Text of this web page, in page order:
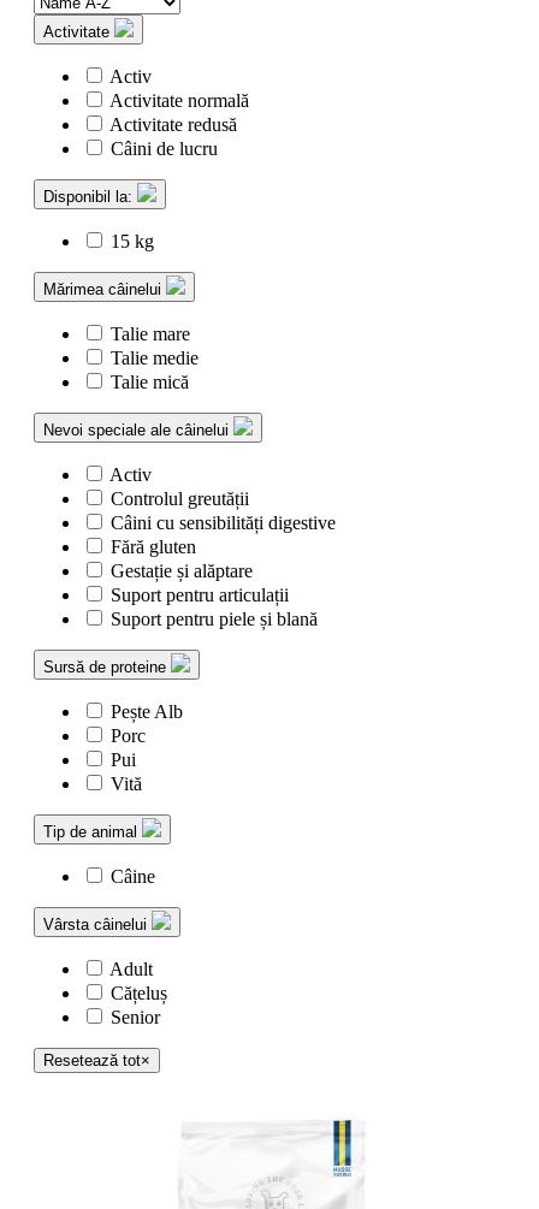
Activitate
Activ
Activitate normală
Activitate redusă
Câini de lucru
Disponibil la:
15 kg
Mărimea câinelui
Talie mare
Talie medie
Talie mică
Nevoi speciale ale câinelui
Activ
Controlul greutății
Câini cu sensibilități digestive
Fără gluten
Gestație și alăptare
Suport pentru articulații
Suport pentru piele și blană
Sursă de proteine
Pește Alb
Porc
Pui
Vită
Tip de animal
Câine
Vârsta câinelui
Adult
Cățeluș
Senior
Resetează tot×